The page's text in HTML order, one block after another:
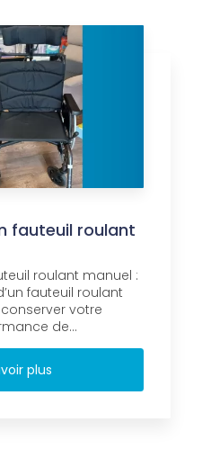
fauteuil roulant
roulant manuel :
fauteuil roulant
votre
de...
plus